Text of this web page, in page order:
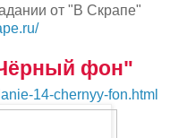
от "В Скрапе"
фон"
14-chernyy-fon.html